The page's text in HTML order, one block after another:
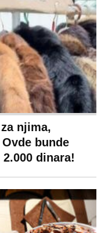
njima,
bunde
dinara!